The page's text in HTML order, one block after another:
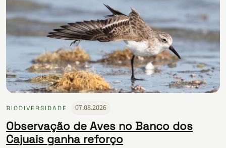
BIODIVERSIDADE 07.08.2026
Observação de Aves no Banco dos
Cajuais ganha reforço